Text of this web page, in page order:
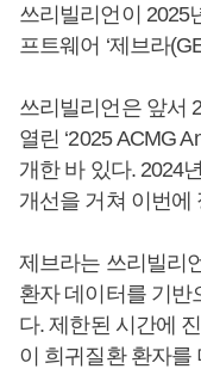
쓰리빌리언이 2025
프트웨어 ‘제브라
쓰리빌리언은 앞서
열린 ‘2025 ACMG
개한 바 있다. 2024
개선을 거쳐 이번에
제브라는 쓰리빌리
환자 데이터를 기반
다. 제한된 시간에
이 희귀질환 환자를